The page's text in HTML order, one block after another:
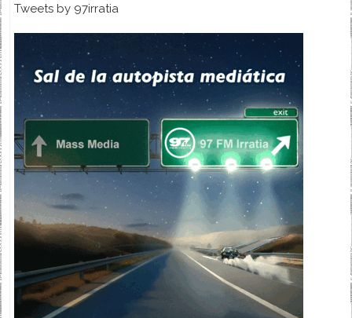
Tweets by 97irratia